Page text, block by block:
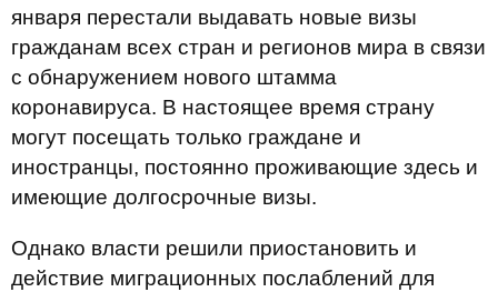
января перестали выдавать новые визы
гражданам всех стран и регионов мира в связи
с обнаружением нового штамма
коронавируса. В настоящее время страну
могут посещать только граждане и
иностранцы, постоянно проживающие здесь и
имеющие долгосрочные визы.
Однако власти решили приостановить и
действие миграционных послаблений для